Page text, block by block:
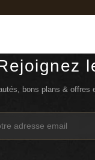
bons plans & offres